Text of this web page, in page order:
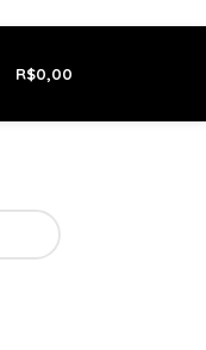
R$0,00